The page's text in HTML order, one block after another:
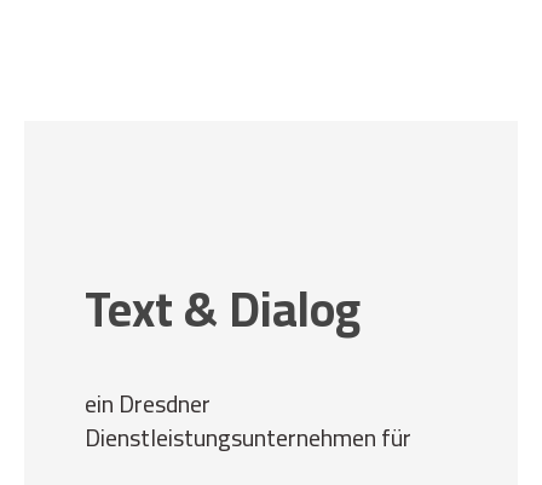
Text & Dialog
ein Dresdner
Dienstleistungsunternehmen für